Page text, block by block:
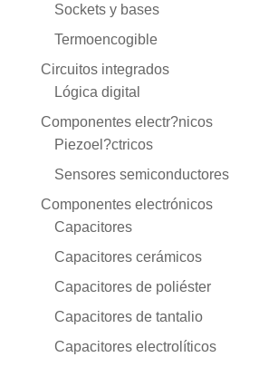
Sockets y bases
Termoencogible
Circuitos integrados
Lógica digital
Componentes electr?nicos
Piezoel?ctricos
Sensores semiconductores
Componentes electrónicos
Capacitores
Capacitores cerámicos
Capacitores de poliéster
Capacitores de tantalio
Capacitores electrolíticos